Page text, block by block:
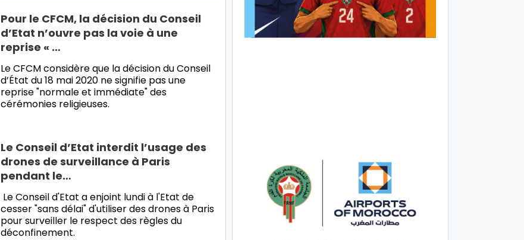
Pour le CFCM, la décision du Conseil
d’Etat n’ouvre pas la voie à une
reprise « …
Le CFCM considère que la décision du Conseil
d’État du 18 mai 2020 ne signifie pas une
reprise "normale et immédiate" des
cérémonies religieuses.
Le Conseil d’Etat interdit l’usage des
drones de surveillance à Paris
pendant le…
Le Conseil d'Etat a enjoint lundi à l'Etat de
cesser "sans délai" d'utiliser des drones à Paris
pour surveiller le respect des règles du
déconfinement.